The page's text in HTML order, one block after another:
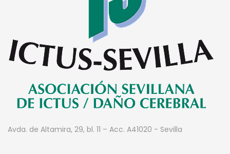
Avda. de Altamira, 29, bl. 11 – Acc. A41020 - Sevilla